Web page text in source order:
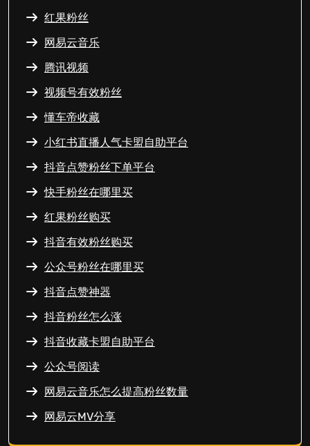
红果粉丝
网易云音乐
腾讯视频
视频号有效粉丝
懂车帝收藏
小红书直播人气卡盟自助平台
抖音点赞粉丝下单平台
快手粉丝在哪里买
红果粉丝购买
抖音有效粉丝购买
公众号粉丝在哪里买
抖音点赞神器
抖音粉丝怎么涨
抖音收藏卡盟自助平台
公众号阅读
网易云音乐怎么提高粉丝数量
网易云MV分享